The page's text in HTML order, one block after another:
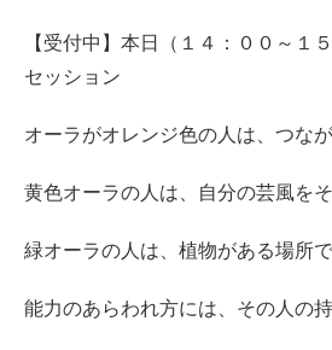
【受付中】本日（１４：００～１
セッション
オーラがオレンジ色の人は、つな
黄色オーラの人は、自分の芸風を
緑オーラの人は、植物がある場所
能力のあらわれ方には、その人の